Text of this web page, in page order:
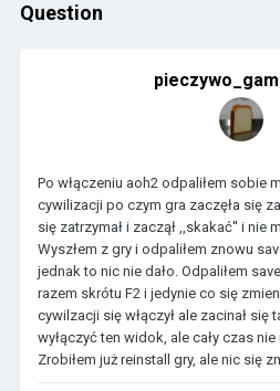
Question
Po włączeniu aoh2 odpaliłem sobie
cywilizacji po czym gra zaczęła się
się zatrzymał i zaczął ,,skakać'' i nie
Wyszłem z gry i odpaliłem znowu
jednak to nic nie dało. Odpaliłem
razem skrótu F2 i jedynie co się
cywilzacji się włączył ale zacinał się
wyłączyć ten widok, ale cały czas
Zrobiłem już reinstall gry, ale nic się